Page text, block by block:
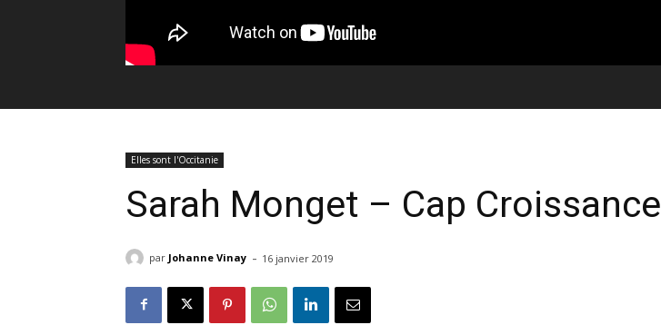
Elles sont l'Occitanie
Sarah Monget – Cap Croissance
par Johanne Vinay - 16 janvier 2019